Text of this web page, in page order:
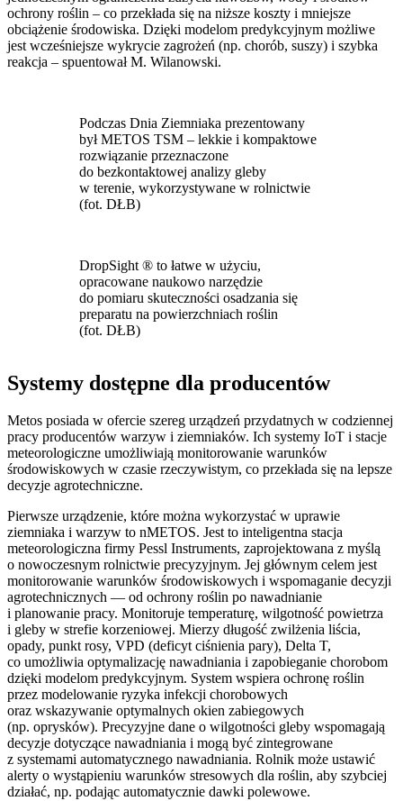
ochrony roślin – co przekłada się na niższe koszty i mniejsze
obciążenie środowiska. Dzięki modelom predykcyjnym możliwe
jest wcześniejsze wykrycie zagrożeń (np. chorób, suszy) i szybka
reakcja – spuentował M. Wilanowski.
Podczas Dnia Ziemniaka prezentowany
był METOS TSM – lekkie i kompaktowe
rozwiązanie przeznaczone
do bezkontaktowej analizy gleby
w terenie, wykorzystywane w rolnictwie
(fot. DŁB)
DropSight ® to łatwe w użyciu,
opracowane naukowo narzędzie
do pomiaru skuteczności osadzania się
preparatu na powierzchniach roślin
(fot. DŁB)
Systemy dostępne dla producentów
Metos posiada w ofercie szereg urządzeń przydatnych w codziennej
pracy producentów warzyw i ziemniaków. Ich systemy IoT i stacje
meteorologiczne umożliwiają monitorowanie warunków
środowiskowych w czasie rzeczywistym, co przekłada się na lepsze
decyzje agrotechniczne.
Pierwsze urządzenie, które można wykorzystać w uprawie
ziemniaka i warzyw to nMETOS. Jest to inteligentna stacja
meteorologiczna firmy Pessl Instruments, zaprojektowana z myślą
o nowoczesnym rolnictwie precyzyjnym. Jej głównym celem jest
monitorowanie warunków środowiskowych i wspomaganie decyzji
agrotechnicznych — od ochrony roślin po nawadnianie
i planowanie pracy. Monitoruje temperaturę, wilgotność powietrza
i gleby w strefie korzeniowej. Mierzy długość zwilżenia liścia,
opady, punkt rosy, VPD (deficyt ciśnienia pary), Delta T,
co umożliwia optymalizację nawadniania i zapobieganie chorobom
dzięki modelom predykcyjnym. System wspiera ochronę roślin
przez modelowanie ryzyka infekcji chorobowych
oraz wskazywanie optymalnych okien zabiegowych
(np. oprysków). Precyzyjne dane o wilgotności gleby wspomagają
decyzje dotyczące nawadniania i mogą być zintegrowane
z systemami automatycznego nawadniania. Rolnik może ustawić
alerty o wystąpieniu warunków stresowych dla roślin, aby szybciej
działać, np. podając automatycznie dawki polewowe.